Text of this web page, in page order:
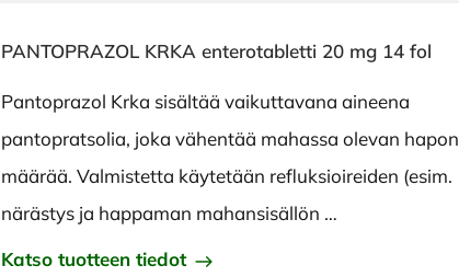
PANTOPRAZOL KRKA enterotabletti 20 mg 14 fol
Pantoprazol Krka sisältää vaikuttavana aineena
pantopratsolia, joka vähentää mahassa olevan hapon
määrää. Valmistetta käytetään refluksioireiden (esim.
närästys ja happaman mahansisällön …
Katso tuotteen tiedot